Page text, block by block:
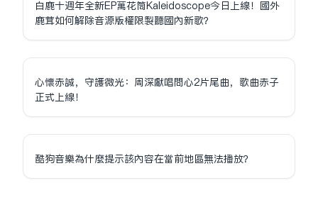
白鹿十週年全新EP萬花筒Kaleidoscope今日上線！國外
鹿茸如何解除音源版權限制聽國內新歌？
心懷赤誠，守護微光：周深獻唱問心2片尾曲，歌曲赤子
正式上線！
酷狗音樂為什麼提示該內容在當前地區無法播放？